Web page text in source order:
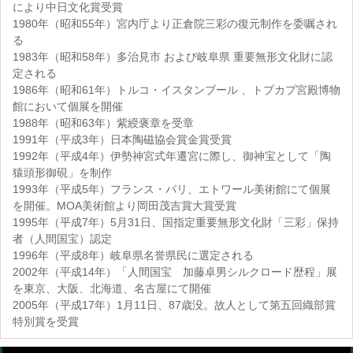
により中日文化賞受賞
1980年（昭和55年）宮内庁より正倉院三彩の復元制作を委嘱され
る
1983年（昭和58年）多治見市 および岐阜県 重要無形文化財に認
定される
1986年（昭和61年）トルコ・イスタンブール 、トプカプ宮殿博物
館において個展を開催
1988年（昭和63年）紫綬褒章を受章
1991年（平成3年）日本陶磁協会賞金賞受賞
1992年（平成4年）伊勢神宮式年遷宮に際し、御神宝として「陶
猿頭形御硯」を制作
1993年（平成5年）フランス・パリ、エトワール美術館にて個展
を開催。MOA美術館より岡田茂吉賞大賞受賞
1995年（平成7年）5月31日、国指定重要無形文化財「三彩」保持
者（人間国宝）認定
1996年（平成8年）岐阜県名誉県民に選定される
2002年（平成14年）「人間国宝 加藤卓男シルクロード歴程」展
を東京、大阪、北海道、名古屋にて開催
2005年（平成17年）1月11日、87歳没。故人として第五回織部賞
特別賞を受賞